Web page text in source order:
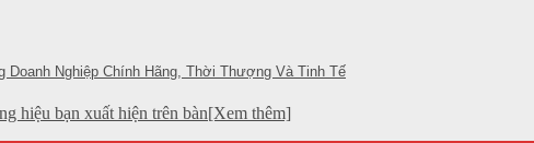
Nghiệp Chính Hãng, Thời Thượng Và Tinh Tế
hiệu bạn xuất hiện trên bàn[Xem thêm]